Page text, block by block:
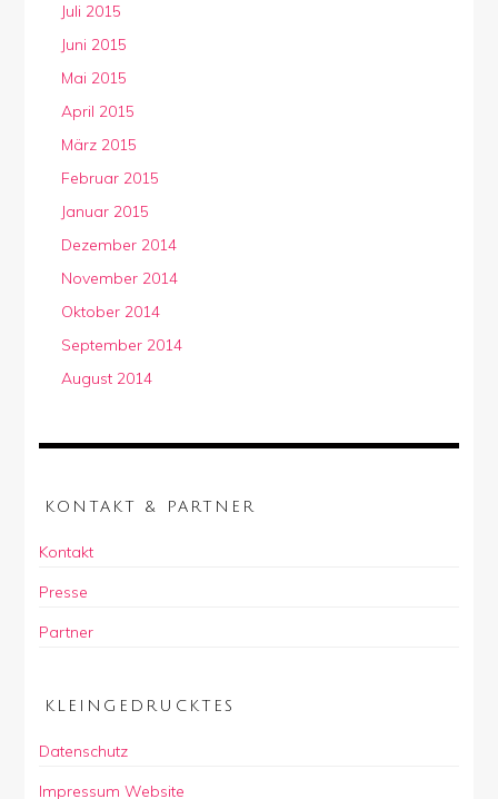
Juli 2015
Juni 2015
Mai 2015
April 2015
März 2015
Februar 2015
Januar 2015
Dezember 2014
November 2014
Oktober 2014
September 2014
August 2014
KONTAKT & PARTNER
Kontakt
Presse
Partner
KLEINGEDRUCKTES
Datenschutz
Impressum Website